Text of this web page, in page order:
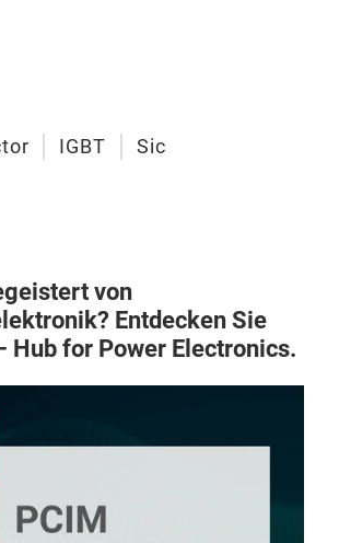
IGBT Sic
von
Entdecken Sie
Hub for Power Electronics.